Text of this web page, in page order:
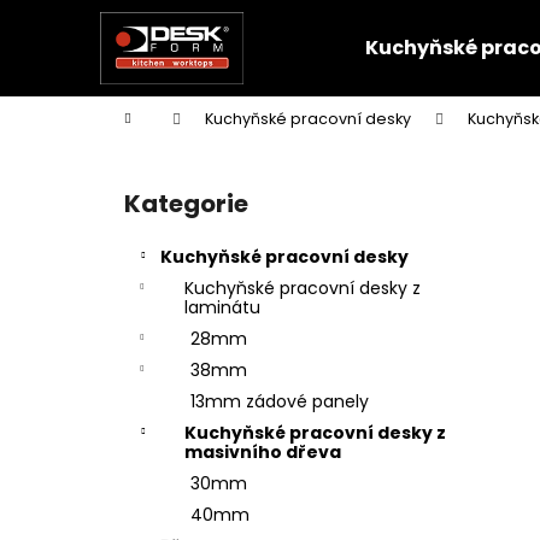
Kuchyňské
Domů Kuchyňské pracovní desky
Přeskočit
kategorie
Kategorie
Kuchyňské pracovní desky
Kuchyňské pracovní desky z
laminátu
28mm
38mm
13mm zádové panely
Kuchyňské pracovní desky z
masivního dřeva
30mm
40mm
í
Zpět
do
Zpět
do